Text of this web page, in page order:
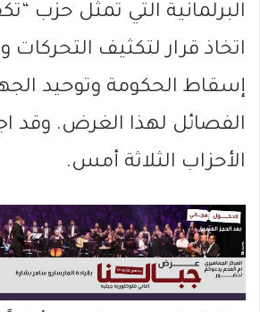
البرلمانية التي تمثل حزب
اتخاذ قرار لتكثيف التحركات
إسقاط الحكومة وتوحيد
الفصائل لهذا الغرض. وقد
الأحزاب الثلاثة أمس.